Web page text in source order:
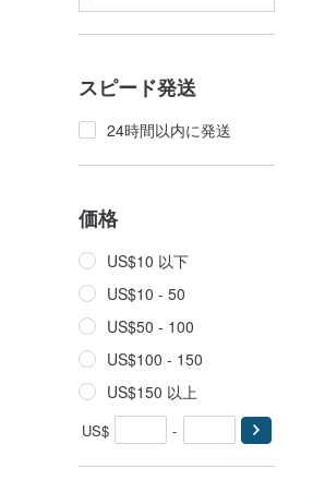
スピード発送
24時間以内に発送
価格
US$10 以下
US$10 - 50
US$50 - 100
US$100 - 150
US$150 以上
US$ -